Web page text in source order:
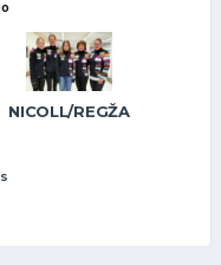
NICOLL/REGŽA